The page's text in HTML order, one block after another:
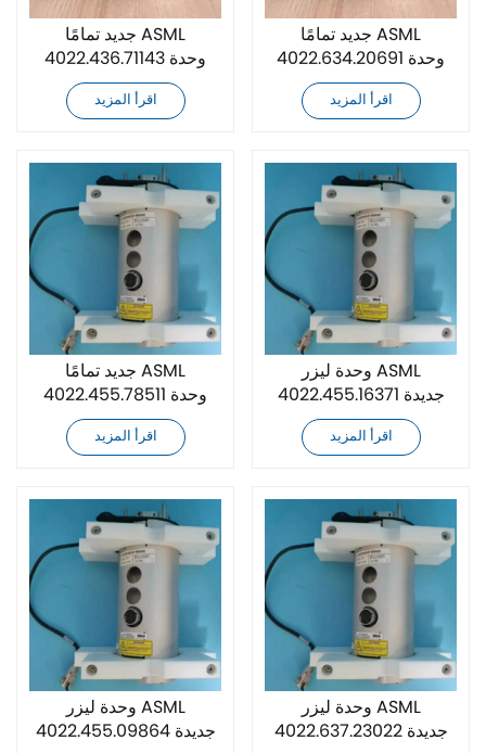
جديد تمامًا ASML
4022.436.71143 وحدة
مزود طاقة
اقرأ المزيد
جديد تمامًا ASML
4022.634.20691 وحدة
مزود طاقة
اقرأ المزيد
جديد تمامًا ASML
4022.455.78511 وحدة
ليزر
اقرأ المزيد
وحدة ليزر ASML
4022.455.16371 جديدة
تمامًا
اقرأ المزيد
وحدة ليزر ASML
4022.455.09864 جديدة
وحدة ليزر ASML
4022.637.23022 جديدة